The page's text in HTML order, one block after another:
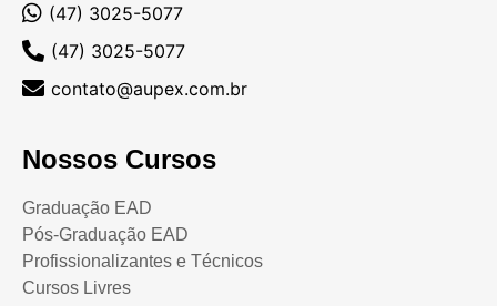
(47) 3025-5077
(47) 3025-5077
contato@aupex.com.br
Nossos Cursos
Graduação EAD
Pós-Graduação EAD
Profissionalizantes e Técnicos
Cursos Livres